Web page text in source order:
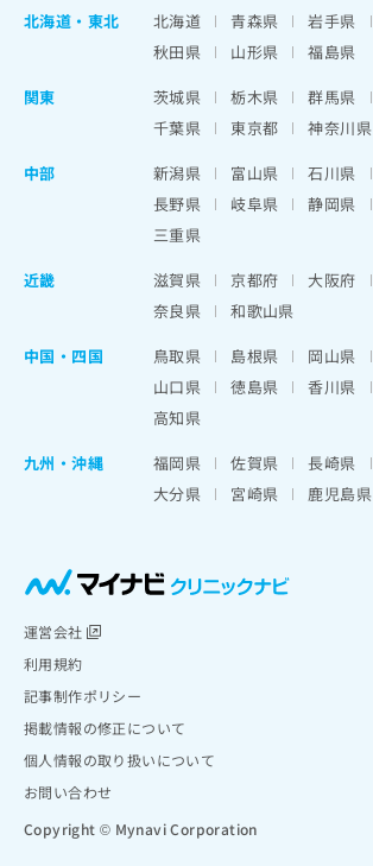
北海道 ・ 東北 北海道 青森県 岩手県
秋田県
山形県
福島県
関東
茨城県 栃木県 群馬県
千葉県
東京都 神奈川県
中部
新潟県 富山県 石川県
長野県
岐阜県 静岡県
三重県
近畿
滋賀県 京都府 大阪府
奈良県
和歌山県
中国・四国
鳥取県 島根県 岡山県
山口県
徳島県 香川県
高知県
九州・沖縄
福岡県 佐賀県 長崎県
大分県
宮崎県 鹿児島県
運営会社
利用規約
記事制作ポリシー
掲載情報の修正について
個人情報の取り扱いについて
お問い合わせ
Copyright © Mynavi Corporation